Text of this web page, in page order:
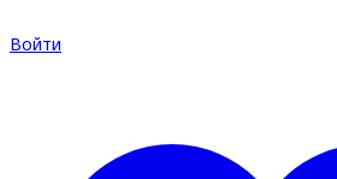
Войти